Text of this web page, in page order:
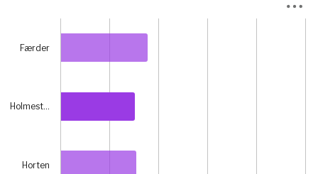
View as data table, Chart
Færder
Holmest…
Horten